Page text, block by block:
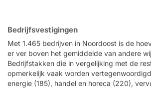
Bedrijfsvestigingen
Met 1.465 bedrijven in Noordoost is de
er ver boven het gemiddelde van andere
Bedrijfstakken die in vergelijking met de
opmerkelijk vaak worden
energie (185), handel en horeca (220),